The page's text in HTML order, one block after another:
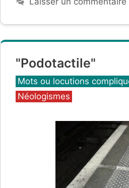
"Podotactile"
Catégories
Mots ou locutions
Néologismes